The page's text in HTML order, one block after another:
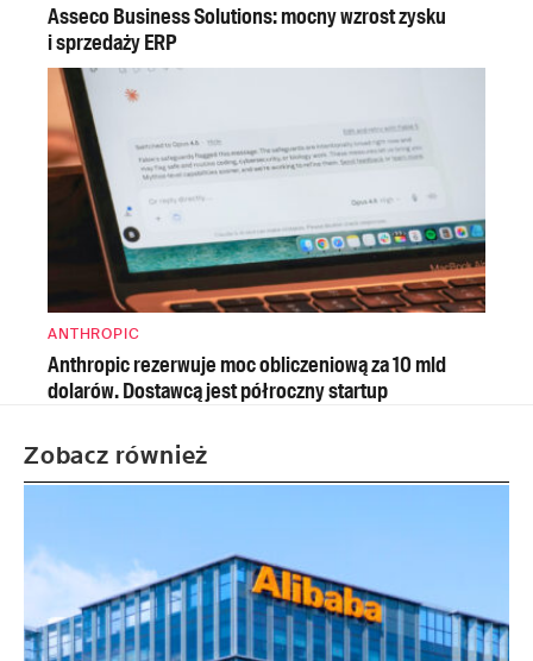
Asseco Business Solutions: mocny wzrost zysku
i sprzedaży ERP
ANTHROPIC
Anthropic rezerwuje moc obliczeniową za 10 mld
dolarów. Dostawcą jest półroczny startup
Zobacz również